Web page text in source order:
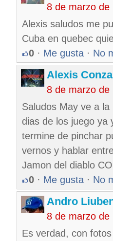
8 de marzo de
Alexis saludos me
Cuba en quebec
0 · Me gusta · No
Alexis
8 de marzo de
Saludos May ve a
dias de los juego ya
termine de pinchar
vernos y hablar
Jamon del diablo
0 · Me gusta · No
Andro
8 de marzo de
Es verdad, con